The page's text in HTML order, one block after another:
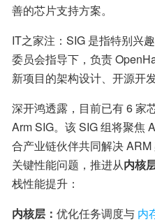
善的芯片支持方案。
IT之家注：SIG 是指特别兴
委员会指导下，负责
新项目的架构设计、开源开
深开鸿透露，目前已有 6 家
Arm SIG。该 SIG 组将聚焦
合产业链伙伴共同解决
关键性能问题，推进从内核
栈性能提升：
内核层： 优化任务调度与 内